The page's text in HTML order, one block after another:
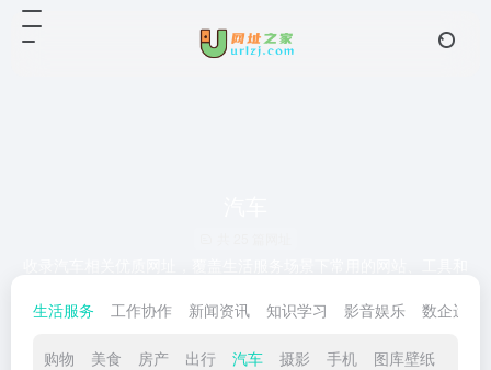
快找到实用可靠的汽车入口。
生活服务 工作协作 新闻资讯 知识学习 影音娱乐 数企运营
购物 美食 房产 出行 汽车 摄影 手机 图库壁纸